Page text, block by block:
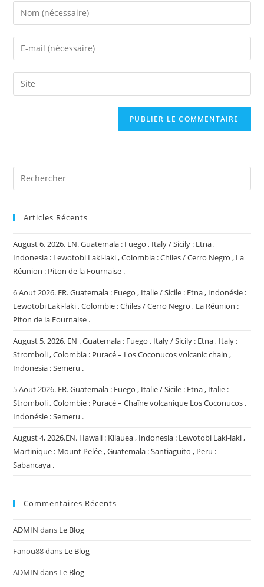
Enter
your
name
comment
Enter
your
email
address
Saisir
l’URL
Articles Récents
August 6, 2026. EN. Guatemala : Fuego , Italy / Sicily : Etna ,
Indonesia : Lewotobi Laki-laki , Colombia : Chiles / Cerro Negro , La
Réunion : Piton de la Fournaise .
6 Aout 2026. FR. Guatemala : Fuego , Italie / Sicile : Etna , Indonésie :
Lewotobi Laki-laki , Colombie : Chiles / Cerro Negro , La Réunion :
Piton de la Fournaise .
August 5, 2026. EN . Guatemala : Fuego , Italy / Sicily : Etna , Italy :
Stromboli , Colombia : Puracé – Los Coconucos volcanic chain ,
Indonesia : Semeru .
5 Aout 2026. FR. Guatemala : Fuego , Italie / Sicile : Etna , Italie :
Stromboli , Colombie : Puracé – Chaîne volcanique Los Coconucos ,
Indonésie : Semeru .
August 4, 2026.EN. Hawaii : Kilauea , Indonesia : Lewotobi Laki-laki ,
Martinique : Mount Pelée , Guatemala : Santiaguito , Peru :
Sabancaya .
Commentaires Récents
ADMIN dans Le Blog
Fanou88dans Le Blog
ADMIN dans Le Blog